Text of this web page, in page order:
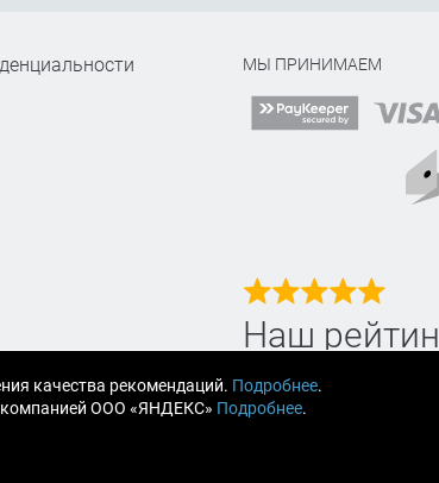
МЫ ПРИНИМАЕМ
Наш
на Яндекс
Читайте отзывы
качества рекомендаций. Подробнее.
компанией ООО «ЯНДЕКС» Подробнее.